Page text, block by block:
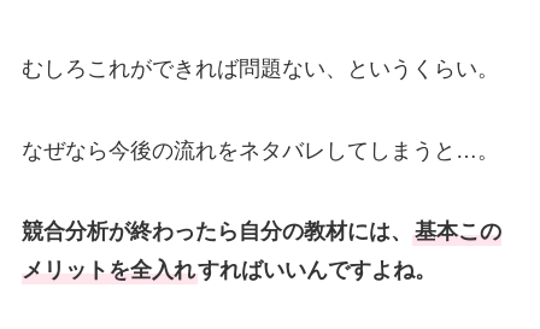
むしろこれができれば問題ない、というくらい。
なぜなら今後の流れをネタバレしてしまうと…。
競合分析が終わったら自分の教材には、 基本この
メリットを全入れすればいいんですよね。